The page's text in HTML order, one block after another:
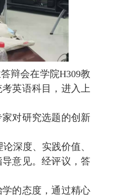
辩会在学院H309教
英语科目，进入
上
家对研究选题的创新
深度、实践价值、
意见。经评议，答
的态度，通过精心